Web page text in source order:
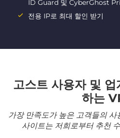
ID Guard 및 CyberGhost
전용 IP로 최대 할인 받기
고스트 사용자 및
하는
가장 만족도가 높은 고객들의
사이트는 저희로부터 추천